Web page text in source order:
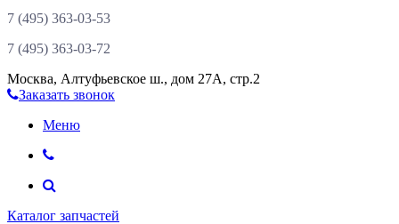
7 (495) 363-03-53
7 (495) 363-03-72
Москва, Алтуфьевское ш., дом 27А, стр.2
Заказать звонок
Меню
Каталог запчастей